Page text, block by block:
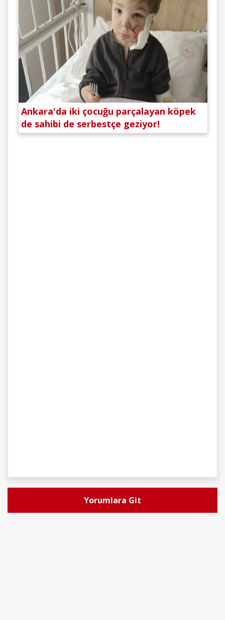
Ankara'da iki çocuğu parçalayan köpek
de sahibi de serbestçe geziyor!
Yorumlara Git